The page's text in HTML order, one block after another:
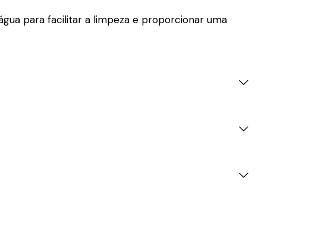
para facilitar a limpeza e proporcionar uma